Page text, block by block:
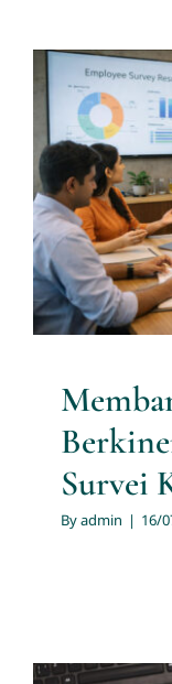
Survei
Byadmin | 16/